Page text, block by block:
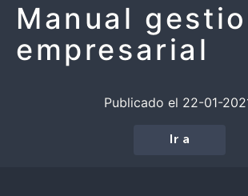
Manual
empresarial
Publicado el 22-01-
Ir a